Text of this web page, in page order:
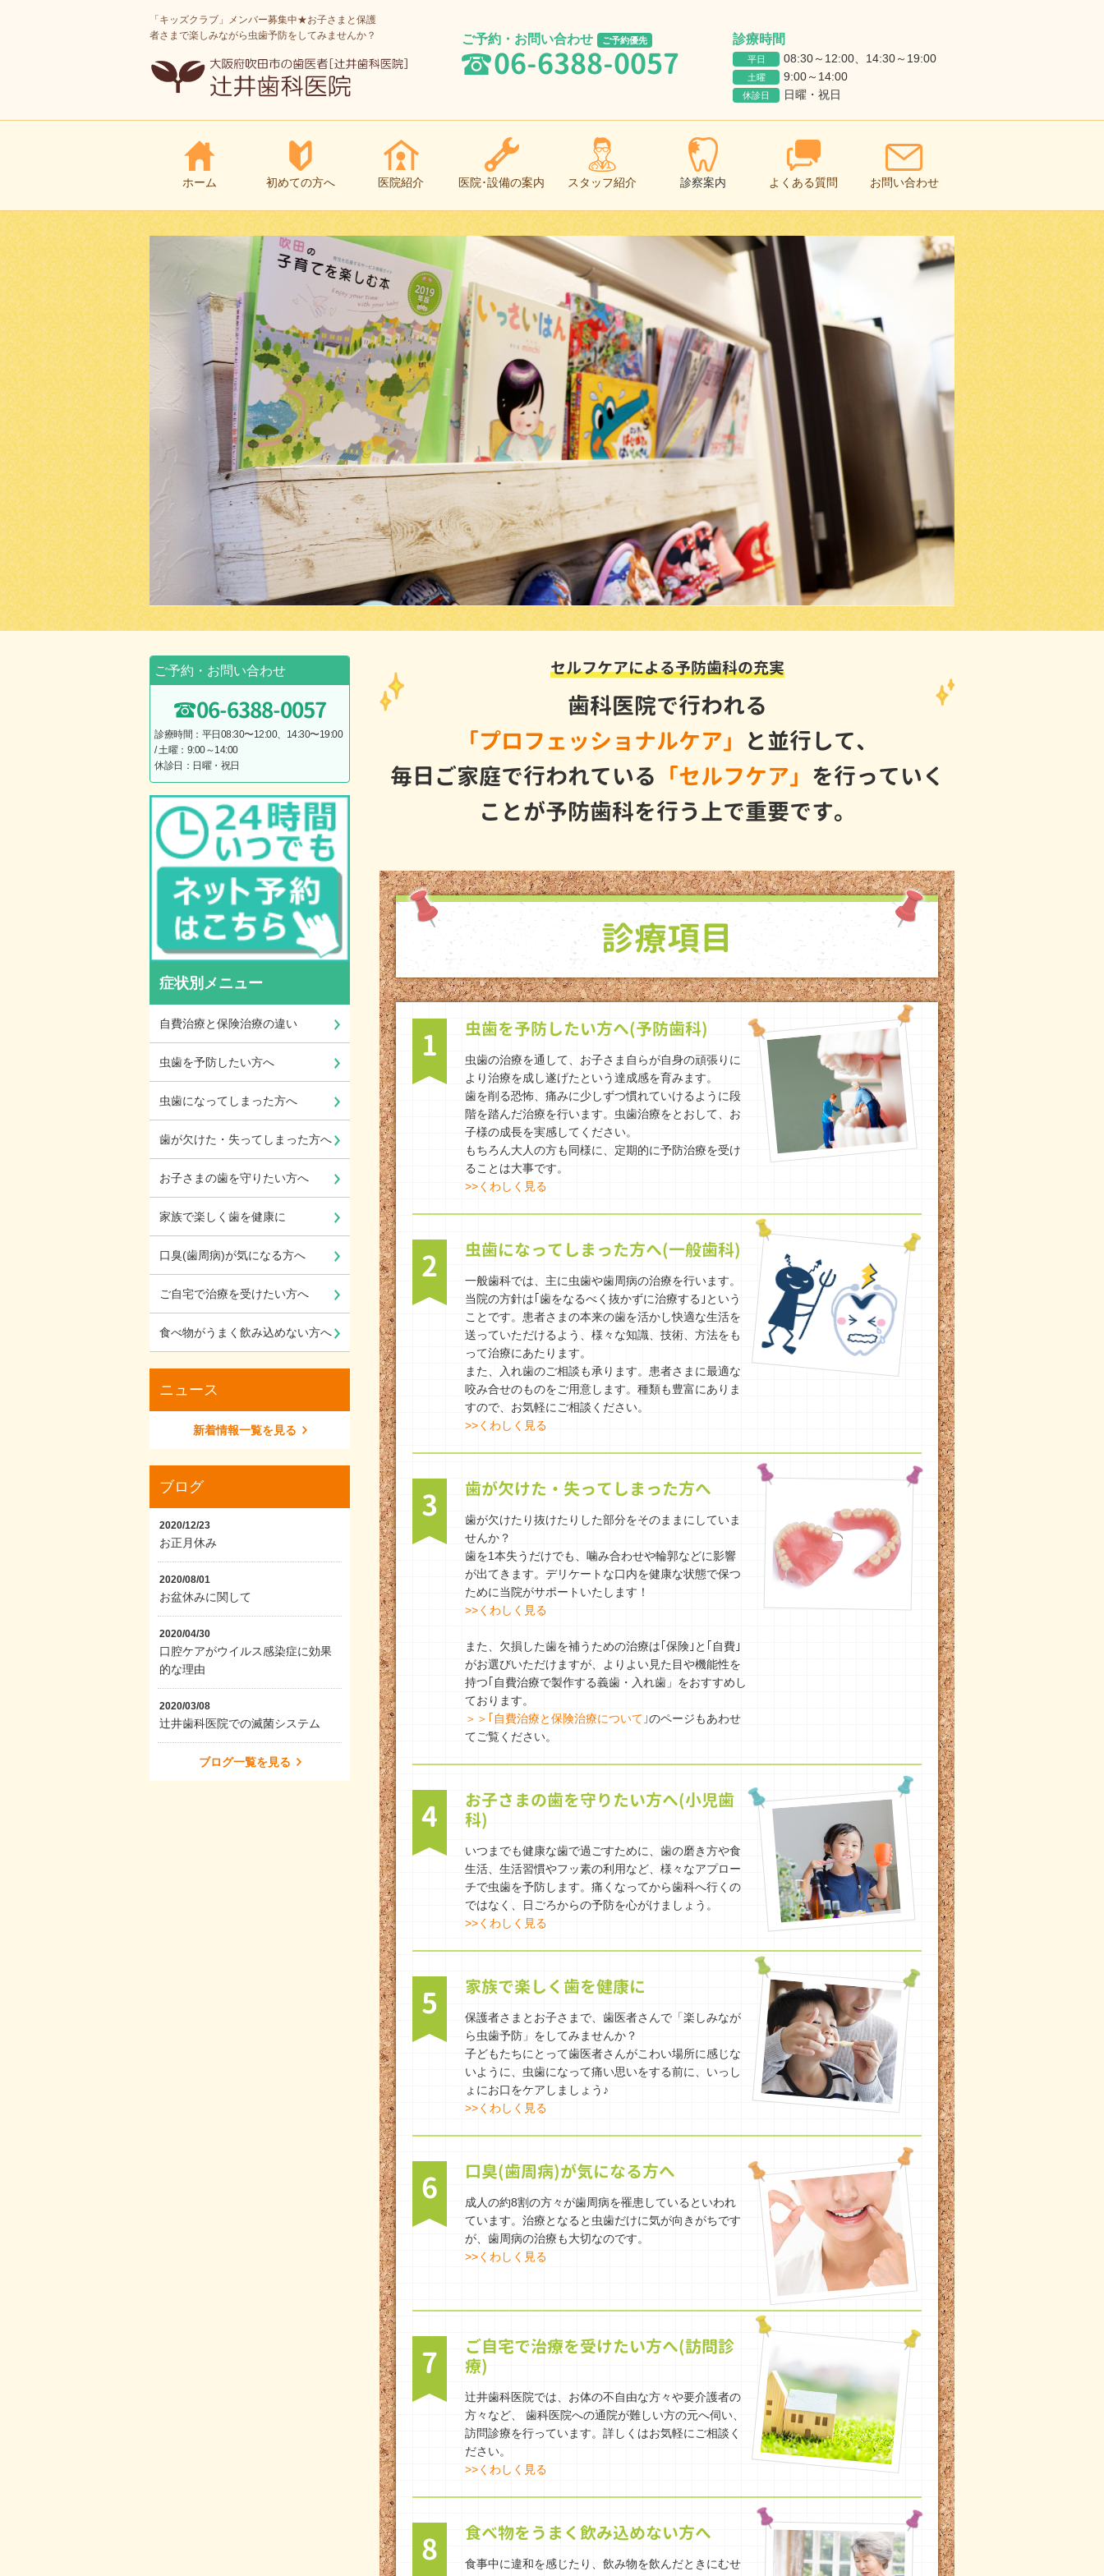
「キッズクラブ」メンバー募集中★お子さまと保護
者さまで楽しみながら虫歯予防をしてみませんか？
ご予約・お問い合わせ ご予約優先
06-6388-0057
診療時間
平日 08:30～12:00、14:30～19:00
土曜 9:00～14:00
休診日 日曜・祝日
ホーム 初めての方へ 医院紹介 医院･設備の案内 スタッフ紹介 診察案内 よくある質問 お問い合わせ
セルフケアによる予防歯科の充実
歯科医院で行われる
「プロフェッショナルケア」 と並行して、
毎日ご家庭で行われている 「セルフケア」 を行っていく
ことが予防歯科を行う上で重要です。
診療項目
1 虫歯を予防したい方へ(予防歯科)
虫歯の治療を通して、お子さま自らが自身の頑張りに
より治療を成し遂げたという達成感を育みます。
歯を削る恐怖、痛みに少しずつ慣れていけるように段
階を踏んだ治療を行います。虫歯治療をとおして、お
子様の成長を実感してください。
もちろん大人の方も同様に、定期的に予防治療を受け
ることは大事です。
>>くわしく見る
2 虫歯になってしまった方へ(一般歯科)
一般歯科では、主に虫歯や歯周病の治療を行います。
当院の方針は｢歯をなるべく抜かずに治療する｣という
ことです。患者さまの本来の歯を活かし快適な生活を
送っていただけるよう、様々な知識、技術、方法をも
って治療にあたります。
また、入れ歯のご相談も承ります。患者さまに最適な
咬み合せのものをご用意します。種類も豊富にありま
すので、お気軽にご相談ください。
>>くわしく見る
3 歯が欠けた・失ってしまった方へ
歯が欠けたり抜けたりした部分をそのままにしていま
せんか？
歯を1本失うだけでも、噛み合わせや輪郭などに影響
が出てきます。デリケートな口内を健康な状態で保つ
ために当院がサポートいたします！
>>くわしく見る
また、欠損した歯を補うための治療は｢保険｣と｢自費｣
がお選びいただけますが、よりよい見た目や機能性を
持つ｢自費治療で製作する義歯・入れ歯」をおすすめし
ております。
＞＞｢自費治療と保険治療について｣のページもあわせ
てご覧ください。
4
お子さまの歯を守りたい方へ(小児歯
科)
いつまでも健康な歯で過ごすために、歯の磨き方や食
生活、生活習慣やフッ素の利用など、様々なアプロー
チで虫歯を予防します。痛くなってから歯科へ行くの
ではなく、日ごろからの予防を心がけましょう。
>>くわしく見る
5 家族で楽しく歯を健康に
保護者さまとお子さまで、歯医者さんで「楽しみなが
ら虫歯予防」をしてみませんか？
子どもたちにとって歯医者さんがこわい場所に感じな
いように、虫歯になって痛い思いをする前に、いっし
ょにお口をケアしましょう♪
>>くわしく見る
6 口臭(歯周病)が気になる方へ
成人の約8割の方々が歯周病を罹患しているといわれ
ています。治療となると虫歯だけに気が向きがちです
が、歯周病の治療も大切なのです。
>>くわしく見る
7
ご自宅で治療を受けたい方へ(訪問診
療)
辻井歯科医院では、お体の不自由な方々や要介護者の
方々など、 歯科医院への通院が難しい方の元へ伺い、
訪問診療を行っています。詳しくはお気軽にご相談く
ださい。
>>くわしく見る
8 食べ物をうまく飲み込めない方へ
食事中に違和を感じたり、飲み物を飲んだときにむせ
ご予約・お問い合わせ
06-6388-0057
診療時間：平日08:30〜12:00、14:30〜19:00
/ 土曜：9:00～14:00
休診日：日曜・祝日
症状別メニュー
自費治療と保険治療の違い
虫歯を予防したい方へ
虫歯になってしまった方へ
歯が欠けた・失ってしまった方へ
お子さまの歯を守りたい方へ
家族で楽しく歯を健康に
口臭(歯周病)が気になる方へ
ご自宅で治療を受けたい方へ
食べ物がうまく飲み込めない方へ
ニュース
新着情報一覧を見る
ブログ
2020/12/23
お正月休み
2020/08/01
お盆休みに関して
2020/04/30
口腔ケアがウイルス感染症に効果
的な理由
2020/03/08
辻井歯科医院での滅菌システム
ブログ一覧を見る